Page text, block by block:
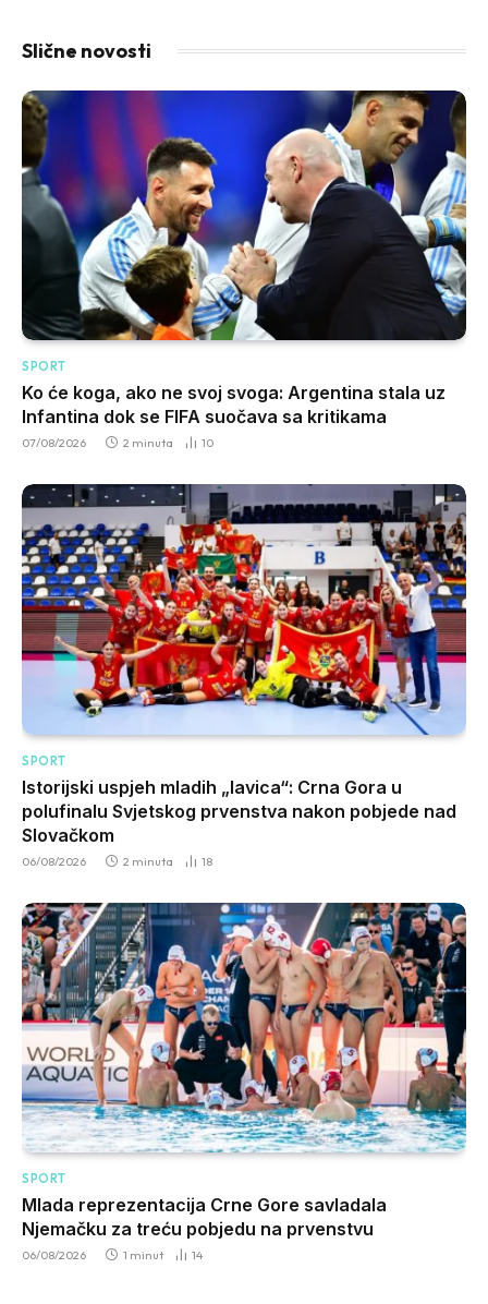
Slične novosti
SPORT
Ko će koga, ako ne svoj svoga: Argentina stala uz
Infantina dok se FIFA suočava sa kritikama
07/08/2026 2 minuta 10
SPORT
Istorijski uspjeh mladih „lavica“: Crna Gora u
polufinalu Svjetskog prvenstva nakon pobjede nad
Slovačkom
06/08/2026 2 minuta 18
SPORT
Mlada reprezentacija Crne Gore savladala
Njemačku za treću pobjedu na prvenstvu
06/08/2026 1 minut 14